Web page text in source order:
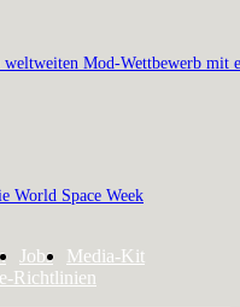
Mod-Wettbewerb mit
World Space Week
Jobs
Media-Kit
Richtlinien